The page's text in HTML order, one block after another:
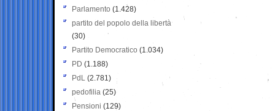
Parlamento (1.428)
partito del popolo della libertà
(30)
Partito Democratico (1.034)
PD (1.188)
PdL (2.781)
pedofilia (25)
Pensioni (129)